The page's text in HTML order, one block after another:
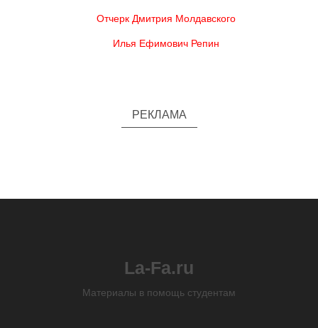
Отчерк Дмитрия Молдавского
Илья Ефимович Репин
РЕКЛАМА
La-Fa.ru
Материалы в помощь студентам